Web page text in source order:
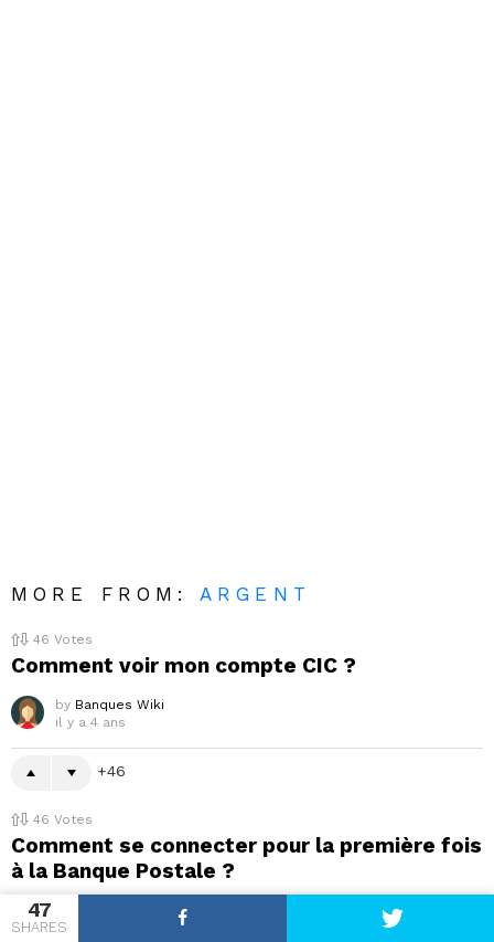
47
SHARES
MORE FROM:ARGENT
46 Votes
Comment voir mon compte CIC ?
by Banques Wiki
il y a 4 ans
46
46 Votes
Comment se connecter pour la première fois
à la Banque Postale ?
il y a 4 ans